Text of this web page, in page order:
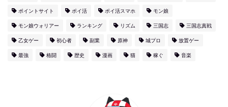
ポイントサイト ポイ活 ポイ活スマホ モン娘
モン娘ウォリアー ランキング リズム 三国志 三国志真戦
乙女ゲー 初心者 副業 原神 城プロ 放置ゲー
最強 格闘 歴史 漫画 猫 稼ぐ 音楽